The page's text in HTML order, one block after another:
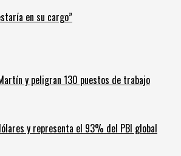
en su cargo”
y peligran 130 puestos de trabajo
y representa el 93% del PBI global